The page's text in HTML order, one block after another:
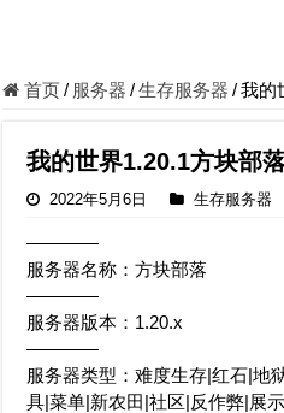
首页/ 服务器 /生存服务器 /我的
我的世界1.20.1方块部
2022年5月6日 生存服务器
————
服务器名称：方块部落
————
服务器版本：1.20.x
————
服务器类型：难度生存|红石|地
具|菜单|新农田|社区|反作弊|展